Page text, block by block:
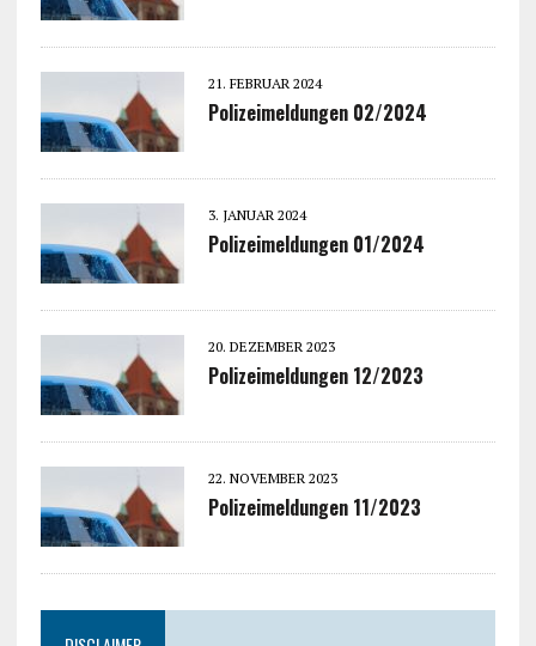
21. FEBRUAR 2024
Polizeimeldungen 02/2024
3. JANUAR 2024
Polizeimeldungen 01/2024
20. DEZEMBER 2023
Polizeimeldungen 12/2023
22. NOVEMBER 2023
Polizeimeldungen 11/2023